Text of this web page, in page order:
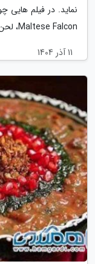
Maltese Falcon، لحن خش دار و بم...
11 آذر 1404